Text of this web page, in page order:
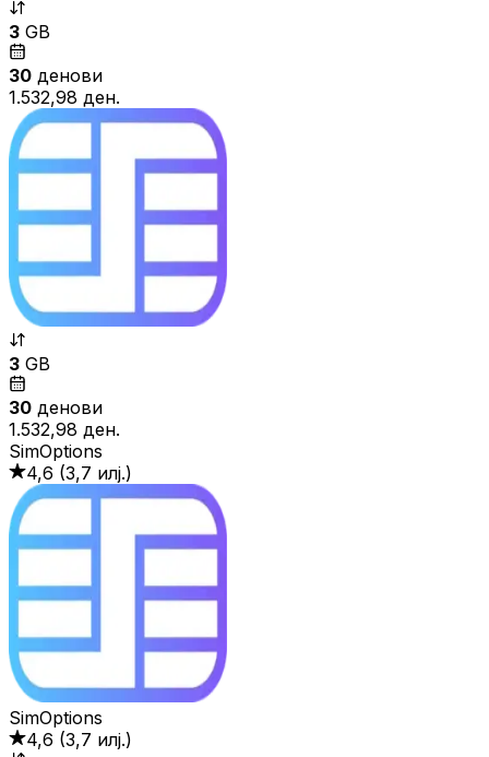
3 GB
30 денови
1.532,98 ден.
3 GB
30 денови
1.532,98 ден.
SimOptions
4,6 (3,7 илј.)
SimOptions
4,6 (3,7 илј.)